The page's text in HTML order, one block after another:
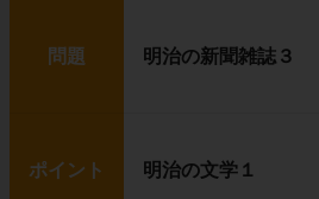
問題 明治の新聞雑誌３
ポイント 明治の文学１